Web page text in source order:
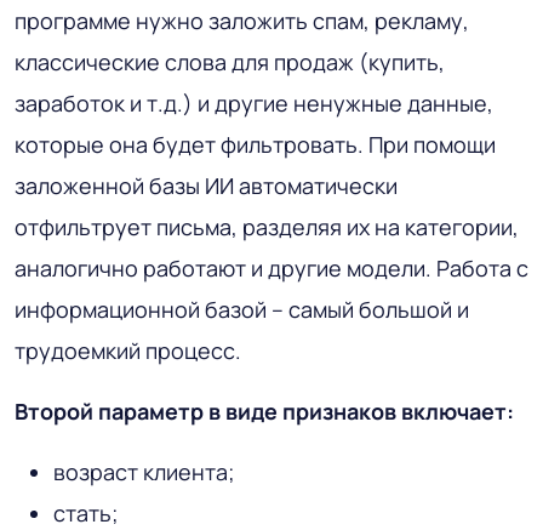
программе нужно заложить спам, рекламу,
классические слова для продаж (купить,
заработок и т.д.) и другие ненужные данные,
которые она будет фильтровать. При помощи
заложенной базы ИИ автоматически
отфильтрует письма, разделяя их на категории,
аналогично работают и другие модели. Работа с
информационной базой – самый большой и
трудоемкий процесс.
Второй параметр в виде признаков включает:
возраст клиента;
стать;